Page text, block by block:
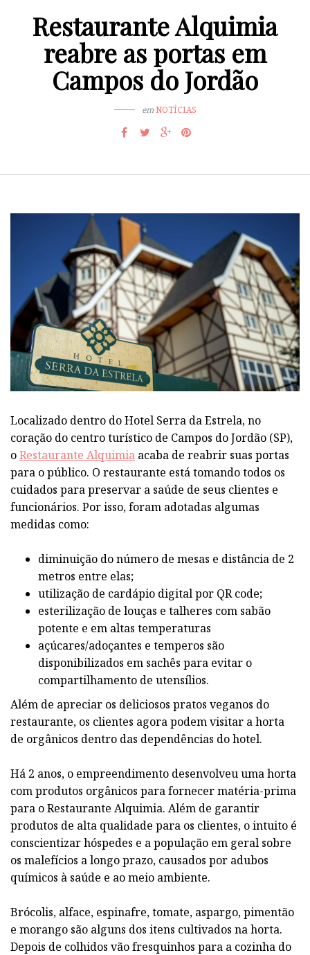
Restaurante Alquimia
reabre as portas em
Campos do Jordão
emNOTÍCIAS
Localizado dentro do Hotel Serra da Estrela, no
coração do centro turístico de Campos do Jordão (SP),
oRestaurante Alquimia acaba de reabrir suas portas
para o público. O restaurante está tomando todos os
cuidados para preservar a saúde de seus clientes e
funcionários. Por isso, foram adotadas algumas
medidas como:
diminuição do número de mesas e distância de 2
metros entre elas;
utilização de cardápio digital por QR code;
esterilização de louças e talheres com sabão
potente e em altas temperaturas
açúcares/adoçantes e temperos são
disponibilizados em sachês para evitar o
compartilhamento de utensílios.
Além de apreciar os deliciosos pratos veganos do
restaurante, os clientes agora podem visitar a horta
de orgânicos dentro das dependências do hotel.
Há 2 anos, o empreendimento desenvolveu uma horta
com produtos orgânicos para fornecer matéria-prima
para o Restaurante Alquimia. Além de garantir
produtos de alta qualidade para os clientes, o intuito é
conscientizar hóspedes e a população em geral sobre
os malefícios a longo prazo, causados por adubos
químicos à saúde e ao meio ambiente.
Brócolis, alface, espinafre, tomate, aspargo, pimentão
e morango são alguns dos itens cultivados na horta.
Depois de colhidos vão fresquinhos para a cozinha do